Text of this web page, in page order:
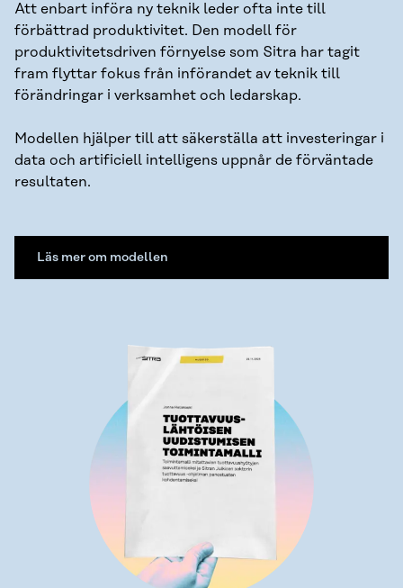
Att enbart införa ny teknik leder ofta inte till
förbättrad produktivitet. Den modell för
produktivitetsdriven förnyelse som Sitra har tagit
fram flyttar fokus från införandet av teknik till
förändringar i verksamhet och ledarskap.
Modellen hjälper till att säkerställa att investeringar i
data och artificiell intelligens uppnår de förväntade
resultaten.
Läs mer om modellen